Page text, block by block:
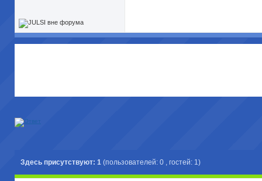
Здесь присутствуют: 1 (пользователей: 0 , гостей: 1)